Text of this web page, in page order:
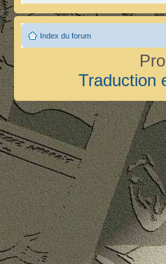
Index du forum
Traduction